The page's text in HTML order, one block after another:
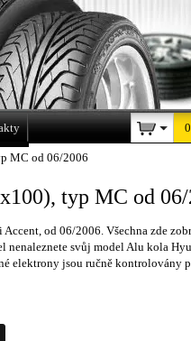
MC od 06/2006
typ MC od
od 06/2006. Všechna zde
svůj model Alu kola
elektrony jsou ručně kontrolovány